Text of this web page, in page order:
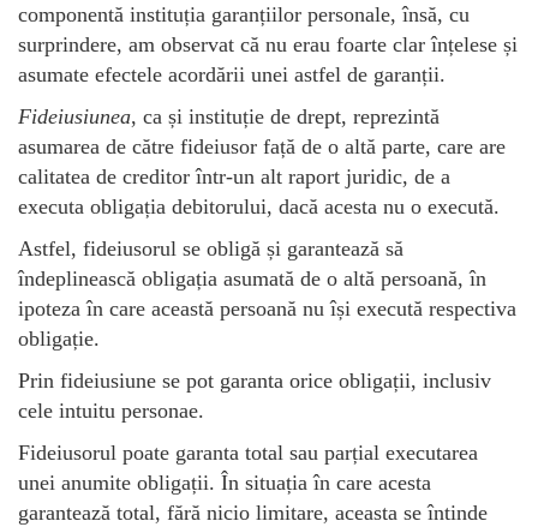
componentă instituția garanțiilor personale, însă, cu
surprindere, am observat că nu erau foarte clar înțelese și
asumate efectele acordării unei astfel de garanții.
Fideiusiunea, ca și instituție de drept, reprezintă
asumarea de către fideiusor față de o altă parte, care are
calitatea de creditor într-un alt raport juridic, de a
executa obligația debitorului, dacă acesta nu o execută.
Astfel, fideiusorul se obligă și garantează să
îndeplinească obligația asumată de o altă persoană, în
ipoteza în care această persoană nu își execută respectiva
obligație.
Prin fideiusiune se pot garanta orice obligații, inclusiv
cele intuitu personae.
Fideiusorul poate garanta total sau parțial executarea
unei anumite obligații. În situația în care acesta
garantează total, fără nicio limitare, aceasta se întinde